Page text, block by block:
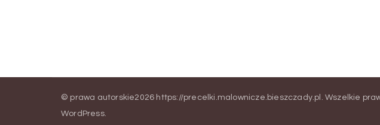
© prawa autorskie2026 https://precelki.malownicze.bieszczady.pl . Wszelkie
WordPress.